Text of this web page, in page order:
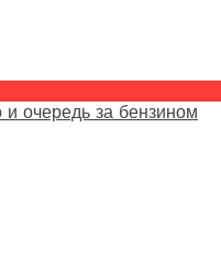
очередь за бензином